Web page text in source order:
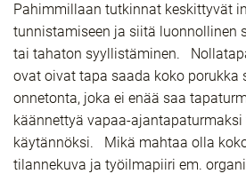
Pahimmillaan tutkinnat keskittyvät
tunnistamiseen ja siitä luonnollinen
tai tahaton syyllistäminen.
ovat oivat tapa saada koko porukka
onnetonta, joka ei enää saa
käännettyä vapaa-
käytännöksi. Mikä mahtaa olla
tilannekuva ja työilmapiiri em.